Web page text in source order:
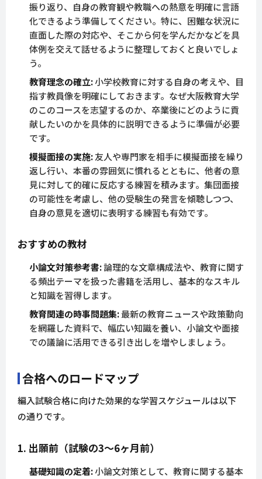
振り返り、自身の教育観や教職への熱意を明確に言語
化できるよう準備してください。特に、困難な状況に
直面した際の対応や、そこから何を学んだかなどを具
体例を交えて話せるように整理しておくと良いでしょ
う。
教育理念の確立:小学校教育に対する自身の考えや、目
指す教員像を明確にしておきます。なぜ大阪教育大学
のこのコースを志望するのか、卒業後にどのように貢
献したいのかを具体的に説明できるように準備が必要
です。
模擬面接の実施:友人や専門家を相手に模擬面接を繰り
返し行い、本番の雰囲気に慣れるとともに、他者の意
見に対して的確に反応する練習を積みます。集団面接
の可能性を考慮し、他の受験生の発言を傾聴しつつ、
自身の意見を適切に表明する練習も有効です。
おすすめの教材
小論文対策参考書:論理的な文章構成法や、教育に関す
る頻出テーマを扱った書籍を活用し、基本的なスキル
と知識を習得します。
教育関連の時事問題集:最新の教育ニュースや政策動向
を網羅した資料で、幅広い知識を養い、小論文や面接
での議論に活用できる引き出しを増やしましょう。
合格へのロードマップ
編入試験合格に向けた効果的な学習スケジュールは以下
の通りです。
1. 出願前（試験の3〜6ヶ月前）
基礎知識の定着:小論文対策として、教育に関する基本